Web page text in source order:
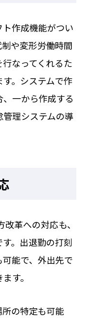
作成機能がつい
や変形労働時間
なってくれるた
。システムで作
一から作成する
理システムの導
革への対応も、
。出退勤の打刻
能で、外出先で
す。
の特定も可能